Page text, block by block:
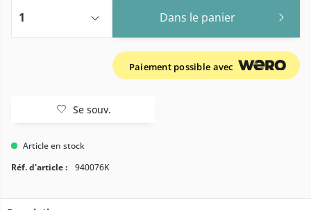
Dans le panier
Paiement possible avec
Se souv.
Article en stock
Réf. d'article :
940076K